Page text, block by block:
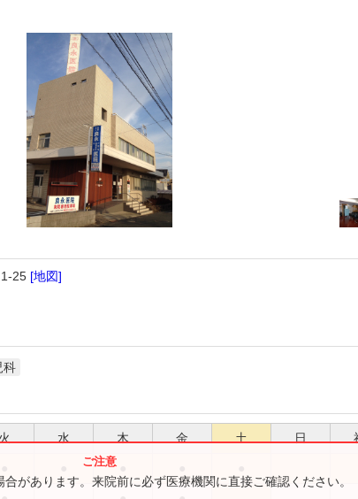
25 [地図]
科
火 水 木 金 土 日
があります。来院前に必ず医療機関に直接ご確認ください。
ご自宅などで患者さん自
身が行う血糖値の測定
は、糖尿病合併症の発症
や進…